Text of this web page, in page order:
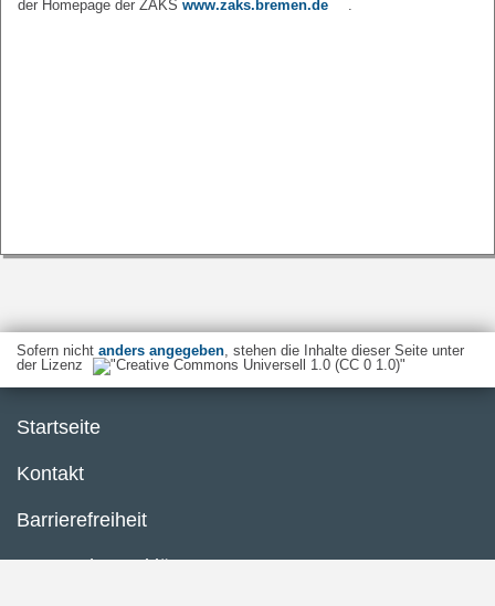
der Homepage der ZAKS www.zaks.bremen.de .
Sofern nicht anders angegeben, stehen die Inhalte dieser Seite unter
der Lizenz
Startseite
Kontakt
Barrierefreiheit
Datenschutzerklärung